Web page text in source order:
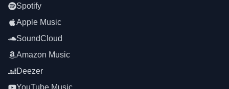
Spotify
Apple Music
SoundCloud
Amazon Music
Deezer
YouTube Music